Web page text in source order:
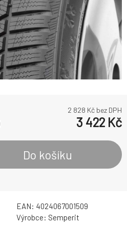
2 828 Kč bez DPH
3 422 Kč
Do košíku
EAN: 4024067001509
Výrobce: Semperit